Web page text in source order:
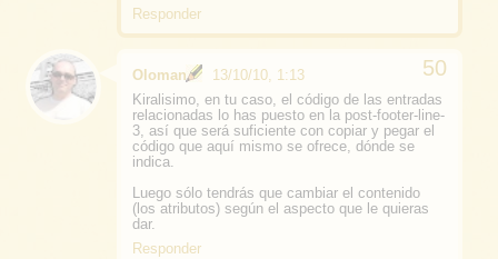
Responder
Oloman
13/10/10, 1:13
Kiralisimo, en tu caso, el código de las entradas
relacionadas lo has puesto en la post-footer-line-
3, así que será suficiente con copiar y pegar el
código que aquí mismo se ofrece, dónde se
indica.
Luego sólo tendrás que cambiar el contenido
(los atributos) según el aspecto que le quieras
dar.
Responder